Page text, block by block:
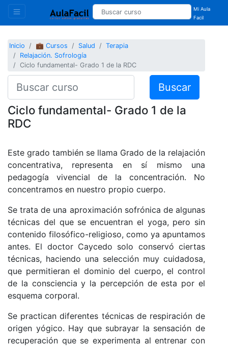
Mi Aula
Facil
Inicio 💼 Cursos Salud
Terapia
Relajación. Sofrología
Ciclo fundamental- Grado 1 de la RDC
Buscar
Ciclo fundamental- Grado 1 de la
RDC
Este grado también se llama Grado de la relajación
concentrativa, representa en sí mismo una
pedagogía vivencial de la concentración. No
concentramos en nuestro propio cuerpo.
Se trata de una aproximación sofrónica de algunas
técnicas del que se encuentran el yoga, pero sin
contenido filosófico-religioso, como ya apuntamos
antes. El doctor Caycedo solo conservó ciertas
técnicas, haciendo una selección muy cuidadosa,
que permitieran el dominio del cuerpo, el control
de la consciencia y la percepción de esta por el
esquema corporal.
Se practican diferentes técnicas de respiración de
origen yógico. Hay que subrayar la sensación de
recuperación que se experimenta al entrenar con